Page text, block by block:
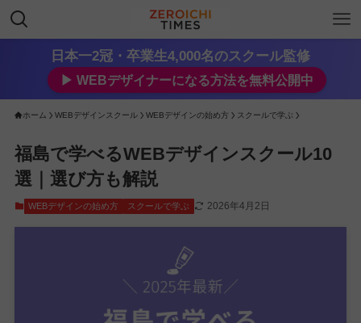
日本一2冠・卒業生4,000名のスクール監修
▶︎ WEBデザイナーになる方法を無料公開中
ホーム WEBデザインスクール WEBデザインの始め方 スクールで学ぶ
福島で学べるWEBデザインスクール10
選｜選び方も解説
WEBデザインの始め方 スクールで学ぶ 2026年4月2日